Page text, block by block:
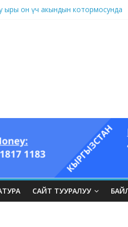
он үч акындын котормосунда
САЙТ ТУУРАЛУУ